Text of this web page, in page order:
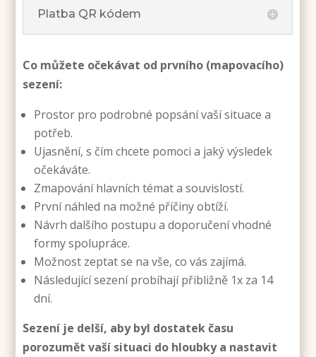
Platba QR kódem
Co můžete očekávat od prvního (mapovacího)
sezení:
Prostor pro podrobné popsání vaší situace a
potřeb.
Ujasnění, s čím chcete pomoci a jaký výsledek
očekáváte.
Zmapování hlavních témat a souvislostí.
První náhled na možné příčiny obtíží.
Návrh dalšího postupu a doporučení vhodné
formy spolupráce.
Možnost zeptat se na vše, co vás zajímá.
Následující sezeníprobíhají přibližně 1x za 14
dní.
Sezení je delší, aby byl dostatek času
porozumět vaší situaci do hloubky a nastavit